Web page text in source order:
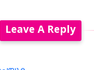
Leave A Reply